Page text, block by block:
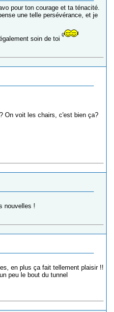
pour ton courage et ta ténacité.
une telle persévérance, et je
soin de toi
On voit les chairs, c'est bien ça?
nouvelles !
en plus ça fait tellement plaisir !!
peu le bout du tunnel